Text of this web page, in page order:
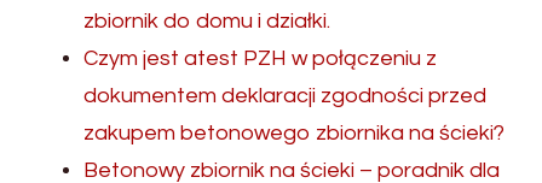
zbiornik do domu i działki.
Czym jest atest PZH w połączeniu z
dokumentem deklaracji zgodności przed
zakupem betonowego zbiornika na ścieki?
Betonowy zbiornik na ścieki – poradnik dla